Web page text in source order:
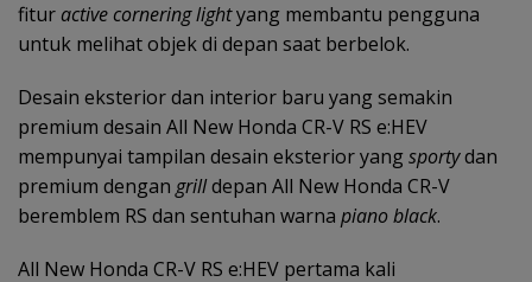
fitur active cornering lightyang membantu pengguna
untuk melihat objek di depan saat berbelok.
Desain eksterior dan interior baru yang semakin
premium desain All New Honda CR-V RS e:HEV
mempunyai tampilan desain eksterior yangsportydan
premium dengan grilldepan All New Honda CR-V
beremblem RS dan sentuhan warna piano black.
All New Honda CR-V RS e:HEV pertama kali